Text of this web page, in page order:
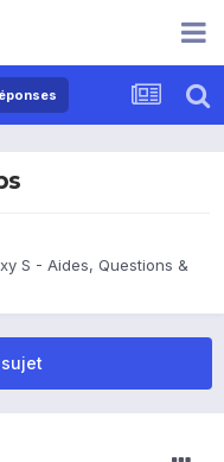
S - Aides, Questions &